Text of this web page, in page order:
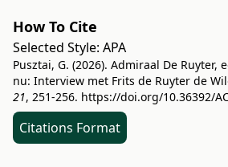
How To Cite
Selected Style: APA
Pusztai, G. (2026). Admiraal De Ruyter,
nu: Interview met Frits de Ruyter de
21, 251-256. https://doi.org/10.36392/
Citations Format